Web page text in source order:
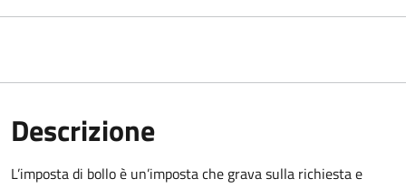
Descrizione
L’imposta di bollo è un’imposta che grava sulla richiesta e